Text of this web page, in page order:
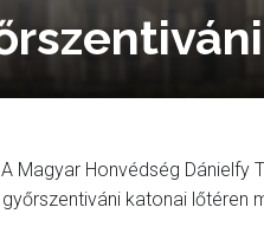
A Magyar Honvédség Dánielfy
győrszentiváni katonai lőtéren